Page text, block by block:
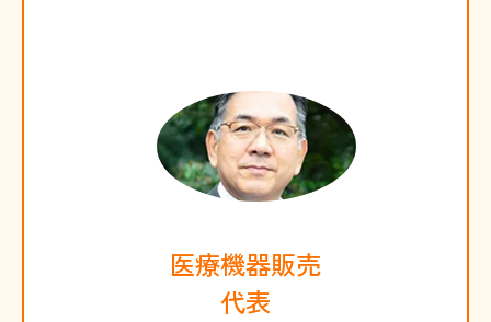
医療機器販売
代表